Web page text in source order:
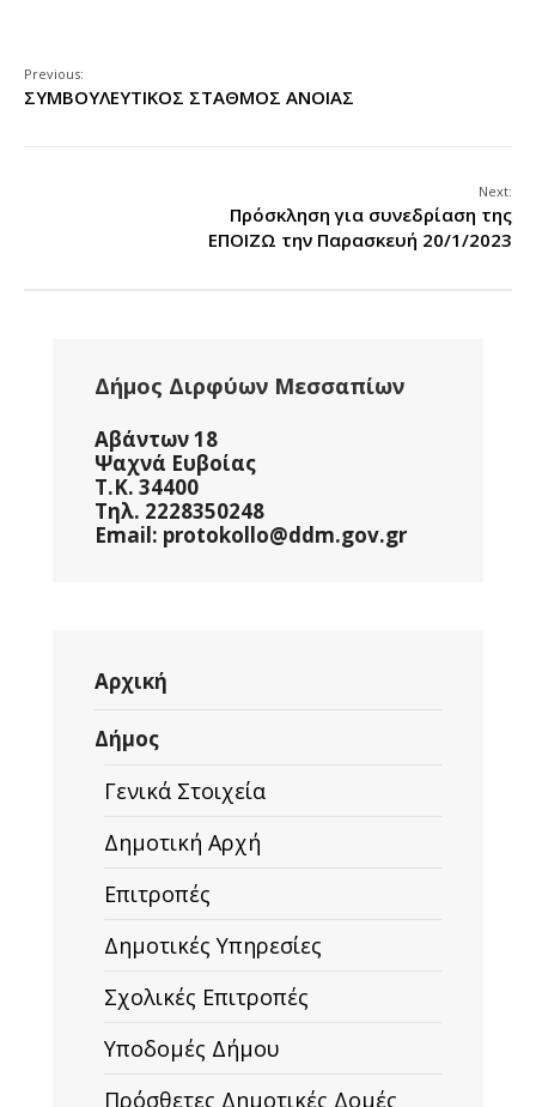
Previous:
ΣΥΜΒΟΥΛΕΥΤΙΚΟΣ ΣΤΑΘΜΟΣ ΑΝΟΙΑΣ
Next:
Πρόσκληση για συνεδρίαση της
ΕΠΟΙΖΩ την Παρασκευή 20/1/2023
Δήμος Διρφύων Μεσσαπίων
Αβάντων 18
Ψαχνά Ευβοίας
Τ.Κ. 34400
Τηλ. 2228350248
Email: protokollo@ddm.gov.gr
Αρχική
Δήμος
Γενικά Στοιχεία
Δημοτική Αρχή
Επιτροπές
Δημοτικές Υπηρεσίες
Σχολικές Επιτροπές
Υποδομές Δήμου
Πρόσθετες Δημοτικές Δομές